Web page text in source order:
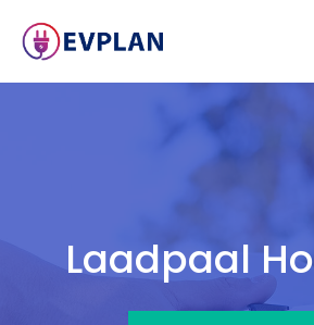
naar
Laadpaal